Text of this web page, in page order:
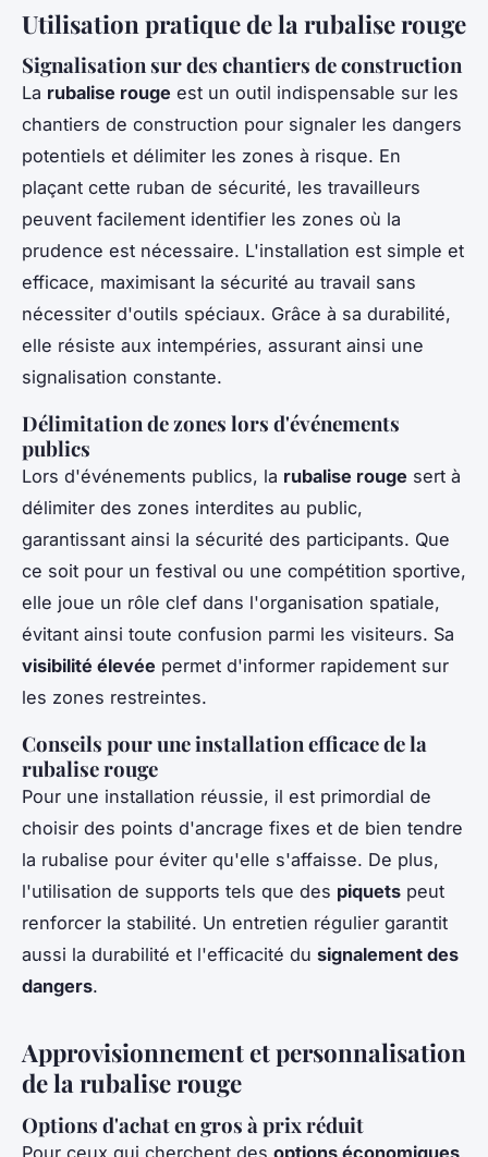
Utilisation pratique de la rubalise rouge
Signalisation sur des chantiers de construction
La rubalise rouge est un outil indispensable sur les
chantiers de construction pour signaler les dangers
potentiels et délimiter les zones à risque. En
plaçant cette ruban de sécurité, les travailleurs
peuvent facilement identifier les zones où la
prudence est nécessaire. L'installation est simple et
efficace, maximisant la sécurité au travail sans
nécessiter d'outils spéciaux. Grâce à sa durabilité,
elle résiste aux intempéries, assurant ainsi une
signalisation constante.
Délimitation de zones lors d'événements
publics
Lors d'événements publics, la rubalise rouge sert à
délimiter des zones interdites au public,
garantissant ainsi la sécurité des participants. Que
ce soit pour un festival ou une compétition sportive,
elle joue un rôle clef dans l'organisation spatiale,
évitant ainsi toute confusion parmi les visiteurs. Sa
visibilité élevée permet d'informer rapidement sur
les zones restreintes.
Conseils pour une installation efficace de la
rubalise rouge
Pour une installation réussie, il est primordial de
choisir des points d'ancrage fixes et de bien tendre
la rubalise pour éviter qu'elle s'affaisse. De plus,
l'utilisation de supports tels que des piquets peut
renforcer la stabilité. Un entretien régulier garantit
aussi la durabilité et l'efficacité du signalement des
dangers.
Approvisionnement et personnalisation
de la rubalise rouge
Options d'achat en gros à prix réduit